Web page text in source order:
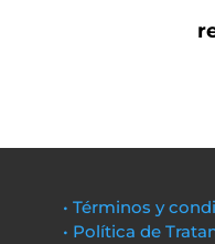
• Términos y
• Política de